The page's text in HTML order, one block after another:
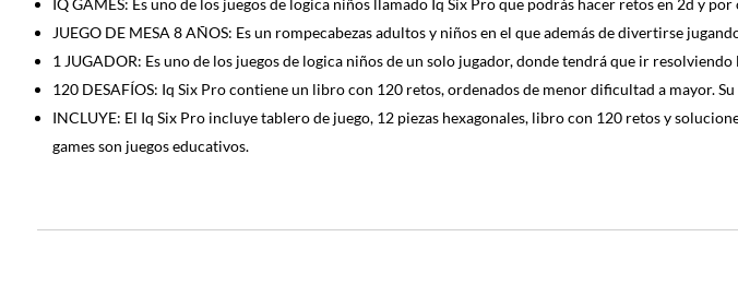
IQ GAMES: Es uno de los juegos de logica niños llamado Iq Six Pro que podrás hacer retos en 2d y
JUEGO DE MESA 8 AÑOS: Es un rompecabezas adultos y niños en el que además de divertirse
1 JUGADOR: Es uno de los juegos de logica niños de un solo jugador, donde tendrá que ir
120 DESAFÍOS: Iq Six Pro contiene un libro con 120 retos, ordenados de menor dificultad a mayor.
INCLUYE: El Iq Six Pro incluye tablero de juego, 12 piezas hexagonales, libro con 120 retos y
games son juegos educativos.